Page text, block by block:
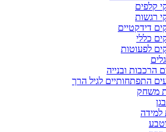
קלפים
רגשות
דידקטיים
כללי
לפעוטות
הרכבות ובנייה
התפתחותיים לגיל הרך
משחק
למידה